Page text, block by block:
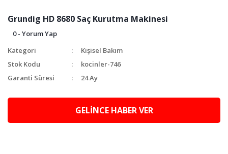
Grundig HD 8680 Saç Kurutma Makinesi
0 - Yorum Yap
Kategori
Kişisel Bakım
Stok Kodu
kocinler-746
Garanti Süresi
24 Ay
GELİNCE HABER VER